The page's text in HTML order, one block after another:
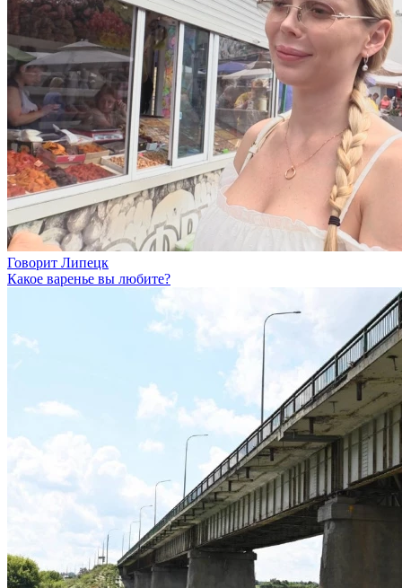
Говорит Липецк
Какое варенье вы любите?